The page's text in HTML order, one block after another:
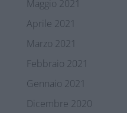
Maggio 2021
Aprile 2021
Marzo 2021
Febbraio 2021
Gennaio 2021
Dicembre 2020